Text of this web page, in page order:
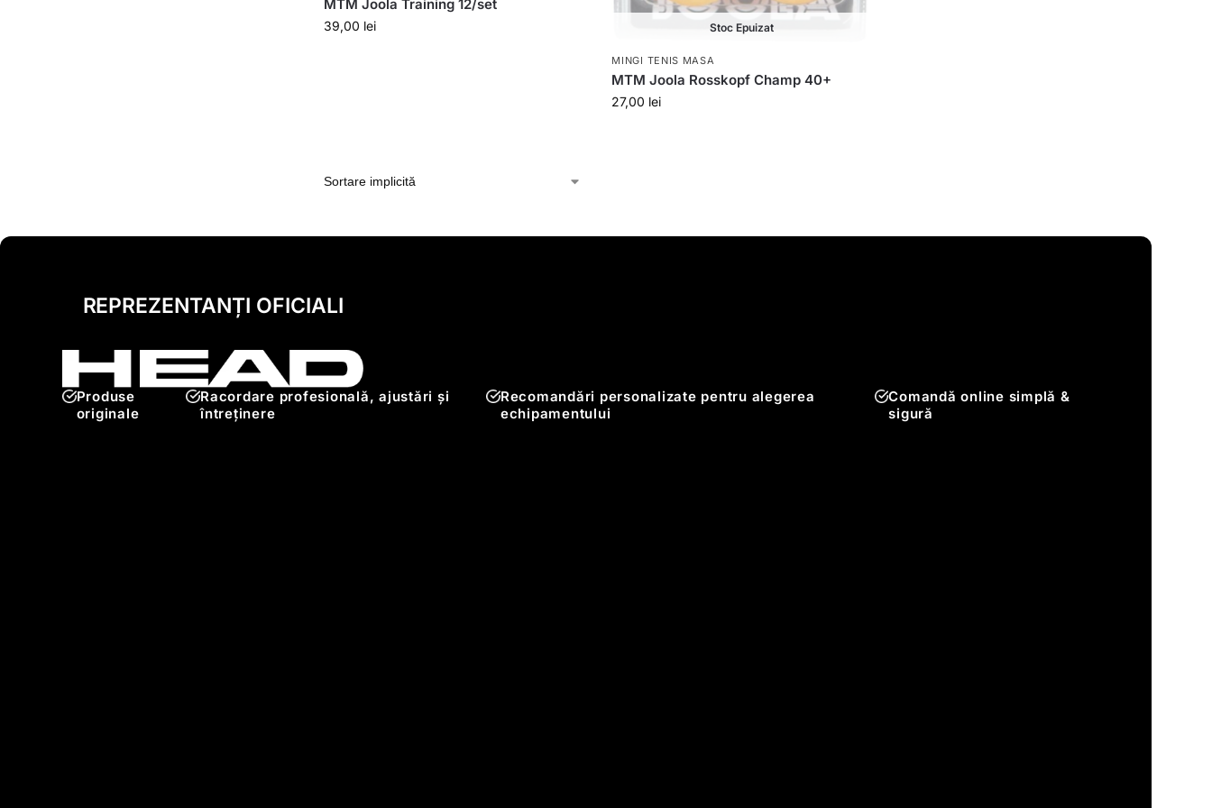
MTM Joola Training 12/set
39,00 lei Stoc Epuizat
MINGI TENIS MASA
MTM Joola Rosskopf Champ 40+
27,00 lei
REPREZENTANȚI OFICIALI
Produse
originale
Racordare profesională, ajustări și
întreținere
Recomandări personalizate pentru alegerea
echipamentului
Comandă online simplă &
sigură